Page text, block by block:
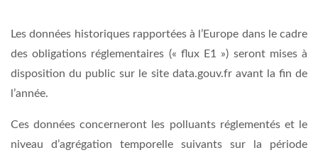
Les données historiques rapportées à l’Europe dans le cadre
des obligations réglementaires (« flux E1 ») seront mises à
disposition du public sur le site data.gouv.fr avant la fin de
l’année.
Ces données concerneront les polluants réglementés et le
niveau d’agrégation temporelle suivants sur la période